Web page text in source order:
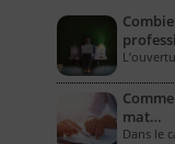
mat…
Dans le